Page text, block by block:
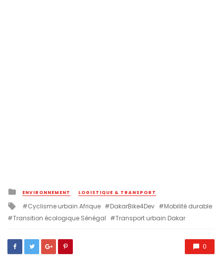
Posted
in
ENVIRONNEMENT LOGISTIQUE & TRANSPORT
Tagged
with
Cyclisme urbain Afrique DakarBike4Dev
Mobilité durable
Transition écologique Sénégal
Transport urbain Dakar
0